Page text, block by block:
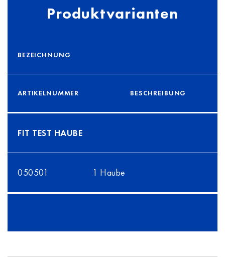
Produktvarianten
BEZEICHNUNG
ARTIKELNUMMER BESCHREIBUNG
FIT TEST HAUBE
050501 1 Haube